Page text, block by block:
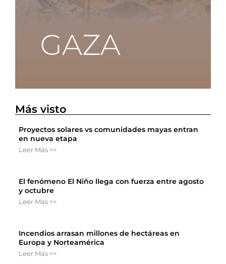
Más visto
Proyectos solares vs comunidades mayas entran
en nueva etapa
Leer Más >>
El fenómeno El Niño llega con fuerza entre agosto
y octubre
Leer Más >>
Incendios arrasan millones de hectáreas en
Europa y Norteamérica
Leer Más >>